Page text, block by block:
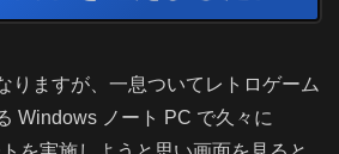
りますが、一息ついてレトロゲーム
Windows ノート PC で久々に